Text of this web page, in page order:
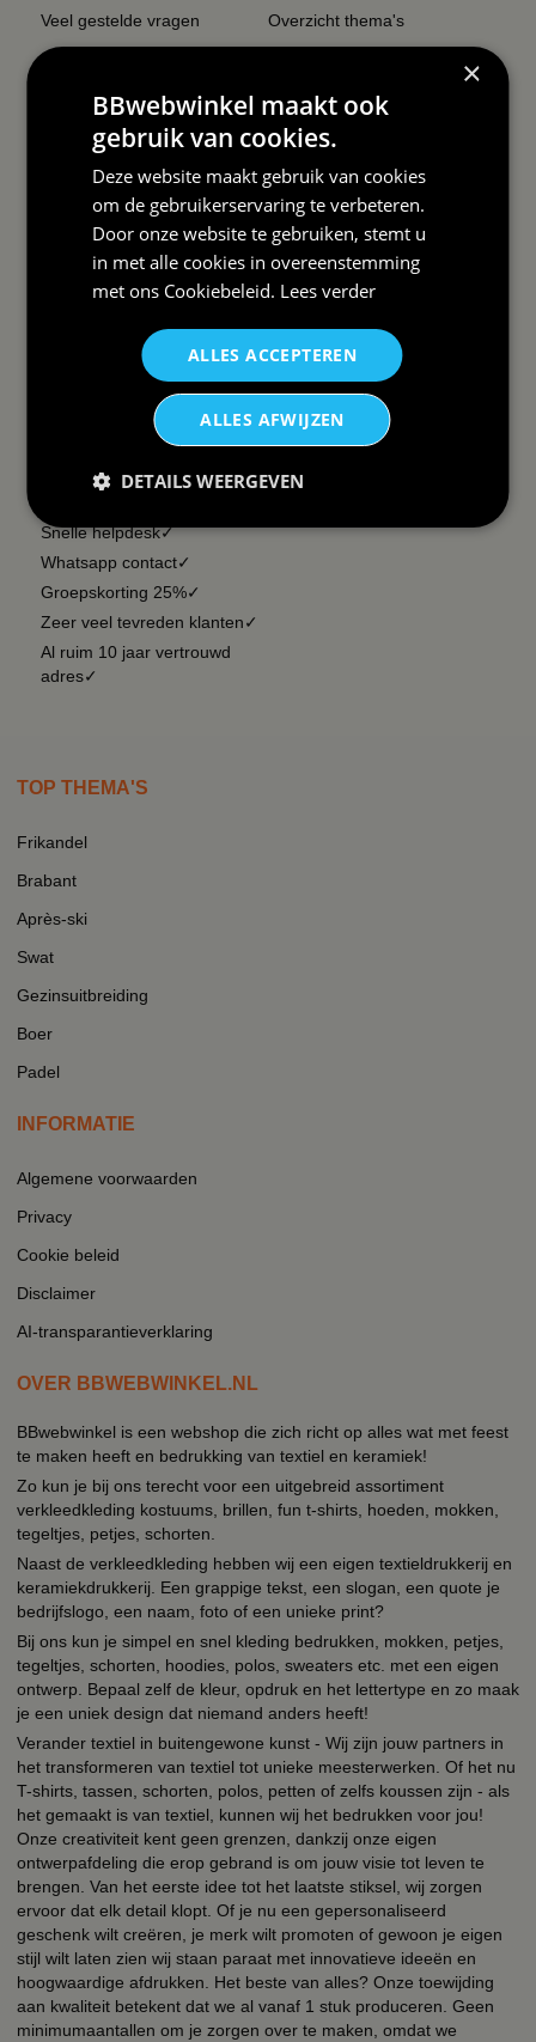
Veel gestelde vragen
Contact
Order Status
Retouren & Annuleren
Uitschrijven nieuwsbrief
Wij verzenden Postnl
BBWEBWINKEL:
Snelle levering✓
Lage verzendkosten✓
vanaf € 99 gratis✓
Snelle helpdesk✓
Whatsapp contact✓
Groepskorting 25%✓
Zeer veel tevreden klanten✓
Al ruim 10 jaar vertrouwd
adres✓
Overzicht thema's
Wat vinden klanten van ons
RSS
TOP THEMA'S
Frikandel
Brabant
Après-ski
Swat
Gezinsuitbreiding
Boer
Padel
INFORMATIE
Algemene voorwaarden
Privacy
Cookie beleid
Disclaimer
AI-transparantieverklaring
OVER BBWEBWINKEL.NL
BBwebwinkel is een webshop die zich richt op alles wat met feest
te maken heeft en bedrukking van textiel en keramiek!
Zo kun je bij ons terecht voor een uitgebreid assortiment
verkleedkleding kostuums, brillen, fun t-shirts, hoeden, mokken,
tegeltjes, petjes, schorten.
Naast de verkleedkleding hebben wij een eigen textieldrukkerij en
keramiekdrukkerij. Een grappige tekst, een slogan, een quote je
bedrijfslogo, een naam, foto of een unieke print?
Bij ons kun je simpel en snel kleding bedrukken, mokken, petjes,
tegeltjes, schorten, hoodies, polos, sweaters etc. met een eigen
ontwerp. Bepaal zelf de kleur, opdruk en het lettertype en zo maak
je een uniek design dat niemand anders heeft!
Verander textiel in buitengewone kunst - Wij zijn jouw partners in
het transformeren van textiel tot unieke meesterwerken. Of het nu
T-shirts, tassen, schorten, polos, petten of zelfs koussen zijn - als
het gemaakt is van textiel, kunnen wij het bedrukken voor jou!
Onze creativiteit kent geen grenzen, dankzij onze eigen
ontwerpafdeling die erop gebrand is om jouw visie tot leven te
brengen. Van het eerste idee tot het laatste stiksel, wij zorgen
ervoor dat elk detail klopt. Of je nu een gepersonaliseerd
geschenk wilt creëren, je merk wilt promoten of gewoon je eigen
stijl wilt laten zien wij staan paraat met innovatieve ideeën en
hoogwaardige afdrukken. Het beste van alles? Onze toewijding
aan kwaliteit betekent dat we al vanaf 1 stuk produceren. Geen
minimumaantallen om je zorgen over te maken, omdat we
×
BBwebwinkel maakt ook
gebruik van cookies.
Deze website maakt gebruik van cookies
om de gebruikerservaring te verbeteren.
Door onze website te gebruiken, stemt u
in met alle cookies in overeenstemming
met ons Cookiebeleid. Lees verder
ALLES ACCEPTEREN
ALLES AFWIJZEN
DETAILS WEERGEVEN